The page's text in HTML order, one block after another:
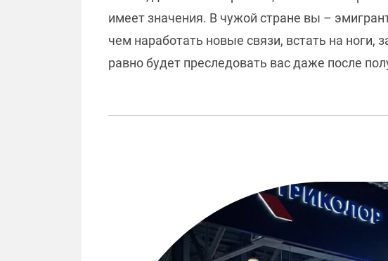
имеет значения. В чужой стране вы –
чем наработать новые связи, встать на ноги,
равно будет преследовать вас даже после